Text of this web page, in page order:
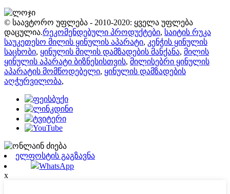
© საავტორო უფლება - 2010-2020: ყველა უფლება
დაცულია.რეკომენდებული პროდუქტები, საიტის რუკა
საუკეთესო მილის ყინულის აპარატი, კენჭის ყინულის
საცხობი, ყინულის მილის დამზადების მანქანა, მილის
ყინულის აპარატი ბიზნესისთვის, მილისებრი ყინულის
აპარატის მომწოდებელი, ყინულის დამზადების
აღჭურვილობა,
ელფოსტის გაგზავნა
WhatsApp
x